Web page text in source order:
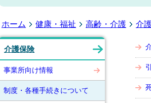
ホーム 健康・福祉 高齢・介護 介
介護保険
事業所向け情報
制度・各種手続きについて